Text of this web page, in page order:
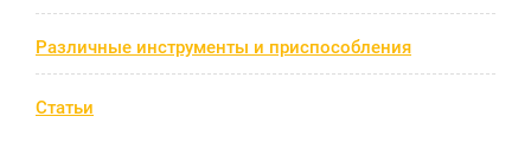
Различные инструменты и приспособления
Статьи